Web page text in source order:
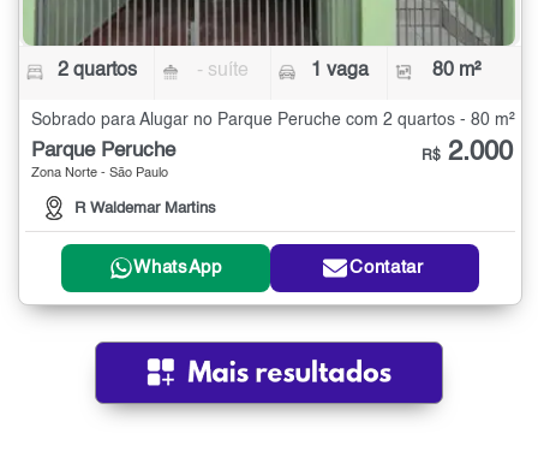
2 quartos - suíte 1 vaga 80 m²
Sobrado para Alugar no Parque Peruche com 2 quartos - 80 m²
Parque Peruche
Zona Norte - São Paulo
R Waldemar Martins
R$ 2.000
WhatsApp Contatar